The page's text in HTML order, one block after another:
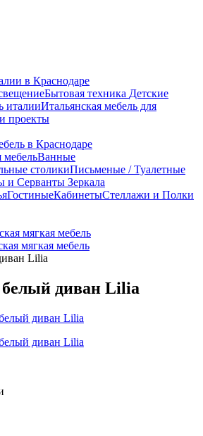
в Краснодаре
Бытовая техника Детские
италииИтальянская мебель для
проекты
в Краснодаре
мебельВанные
столикиПисьменые / Туалетные
и Серванты Зеркала
ГостиныеКабинетыСтеллажи и Полки
мягкая мебель
мягкая мебель
Lilia
диван Lilia